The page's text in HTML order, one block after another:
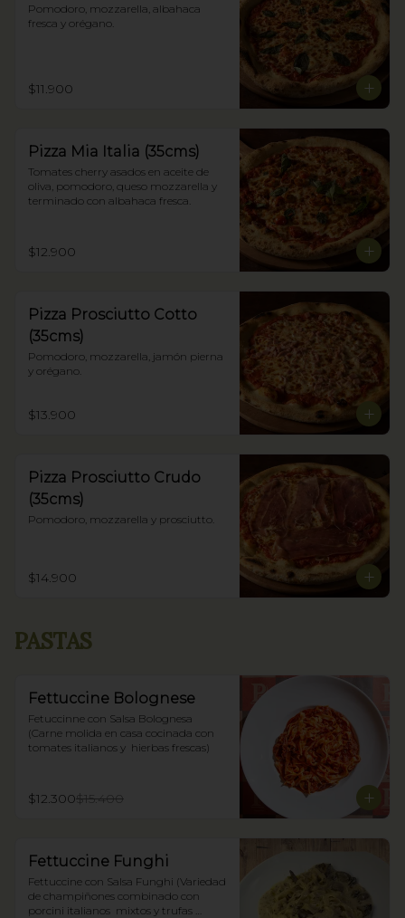
Pomodoro, mozzarella, albahaca
fresca y orégano.
$11.900
Pizza Mia Italia (35cms)
Tomates cherry asados en aceite de
oliva, pomodoro, queso mozzarella y
terminado con albahaca fresca.
$12.900
Pizza Prosciutto Cotto
(35cms)
Pomodoro, mozzarella, jamón pierna
y orégano.
$13.900
Pizza Prosciutto Crudo
(35cms)
Pomodoro, mozzarella y prosciutto.
$14.900
PASTAS
Fettuccine Bolognese
Fetuccinne con Salsa Bolognesa
(Carne molida en casa cocinada con
tomates italianos y  hierbas frescas)
$12.300$15.400
Fettuccine Funghi
Fettuccine con Salsa Funghi (Variedad
de champiñones combinado con
porcini italianos  mixtos y trufas